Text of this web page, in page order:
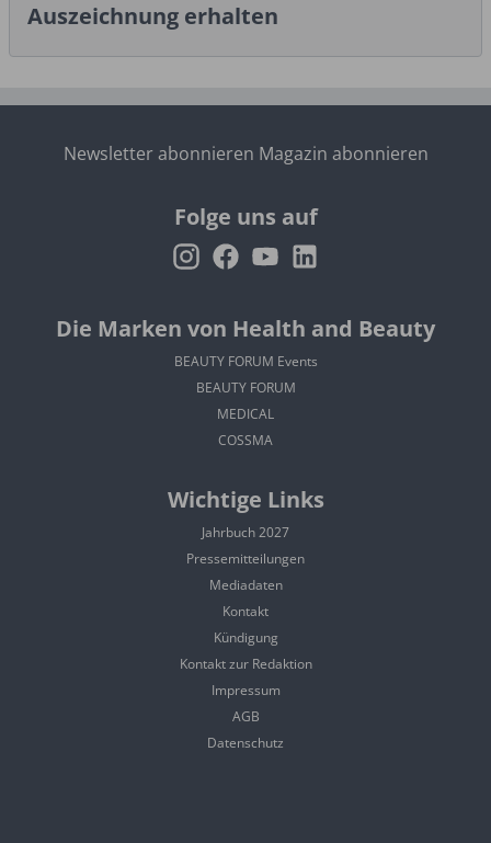
Auszeichnung erhalten
Newsletter abonnieren Magazin abonnieren
Folge uns auf
Die Marken von Health and Beauty
BEAUTY FORUM Events
BEAUTY FORUM
MEDICAL
COSSMA
Wichtige Links
Jahrbuch 2027
Pressemitteilungen
Mediadaten
Kontakt
Kündigung
Kontakt zur Redaktion
Impressum
AGB
Datenschutz